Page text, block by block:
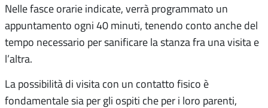
Nelle fasce orarie indicate, verrà programmato un
appuntamento ogni 40 minuti, tenendo conto anche del
tempo necessario per sanificare la stanza fra una visita e
l’altra.
La possibilità di visita con un contatto fisico è
fondamentale sia per gli ospiti che per i loro parenti,